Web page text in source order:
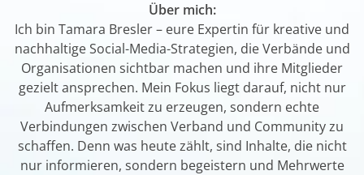
Über mich:
Ich bin Tamara Bresler – eure Expertin für kreative und
nachhaltige Social-Media-Strategien, die Verbände und
Organisationen sichtbar machen und ihre Mitglieder
gezielt ansprechen. Mein Fokus liegt darauf, nicht nur
Aufmerksamkeit zu erzeugen, sondern echte
Verbindungen zwischen Verband und Community zu
schaffen. Denn was heute zählt, sind Inhalte, die nicht
nur informieren, sondern begeistern und Mehrwerte